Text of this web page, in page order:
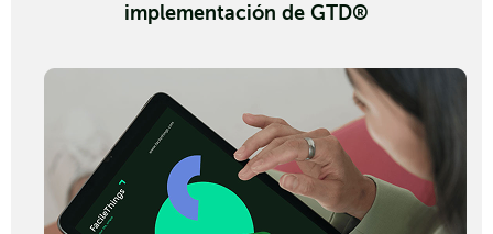
implementación de GTD®